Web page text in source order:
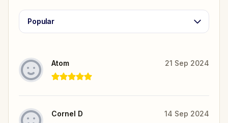
Popular
Atom 21 Sep 2024
Cornel D 14 Sep 2024